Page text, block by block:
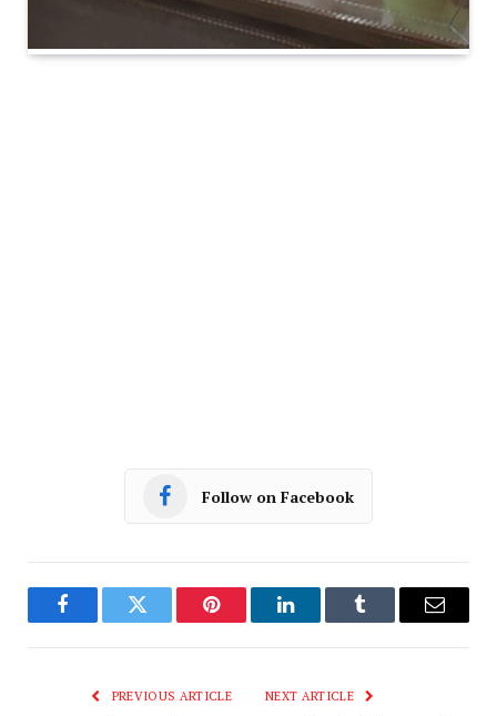
Follow on Facebook
FacebookTwitter Pinterest LinkedInTumblr Email
PREVIOUS ARTICLE NEXT ARTICLE